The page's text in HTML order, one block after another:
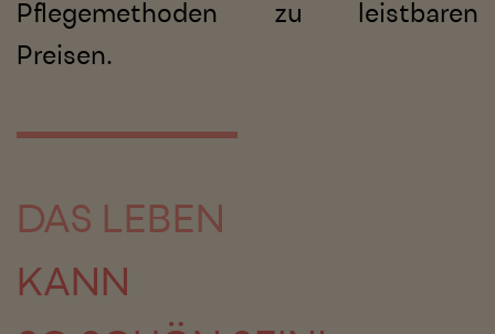
Pflegemethoden zu leistbaren
Preisen.
DAS LEBEN
KANN